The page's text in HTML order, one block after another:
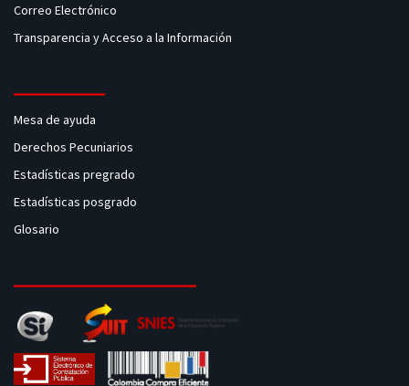
Correo Electrónico
Transparencia y Acceso a la Información
Mesa de ayuda
Derechos Pecuniarios
Estadísticas pregrado
Estadísticas posgrado
Glosario